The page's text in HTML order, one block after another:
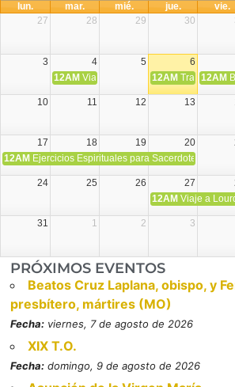
lun. mar. mié. jue. vie.
27
28 29 30
3 4 5 6
12AM Viaje Diocesano a Japón.
12AM 12AM
10 11 12 13
17 18 19 20
12AM Ejercicios Espirituales para Sacerdotes. Priego.
24 25 26 27
12AM Viaje a
31 1 2 3
PRÓXIMOS EVENTOS
Beatos Cruz Laplana, obispo, y
presbítero, mártires (MO)
Fecha: viernes, 7 de agosto de 2026
XIX T.O.
Fecha: domingo, 9 de agosto de 2026